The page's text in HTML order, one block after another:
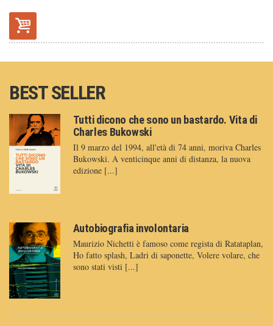
BEST SELLER
Tutti dicono che sono un bastardo. Vita di
Charles Bukowski
Il 9 marzo del 1994, all'età di 74 anni, moriva Charles
Bukowski. A venticinque anni di distanza, la nuova
edizione [...]
Autobiografia involontaria
Maurizio Nichetti è famoso come regista di Ratataplan,
Ho fatto splash, Ladri di saponette, Volere volare, che
sono stati visti [...]